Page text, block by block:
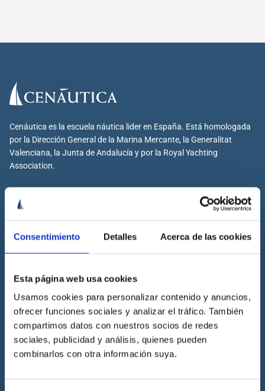
Consentimiento Detalles Acerca de las cookies
Esta página web usa cookies
Usamos cookies para personalizar contenido y anuncios,
ofrecer funciones sociales y analizar el tráfico. También
compartimos datos con nuestros socios de redes
sociales, publicidad y análisis, quienes pueden
combinarlos con otra información suya.
Cenáutica es la escuela náutica lider en España. Está homologada
por la Dirección General de la Marina Mercante, la Generalitat
Valenciana, la Junta de Andalucía y por la Royal Yachting
Association.
Escuela náutica
Contacta con Cenáutica
Historia de Cenáutica
Trabaja con Cenáutica
Sala de prensa
Preguntas frecuentes